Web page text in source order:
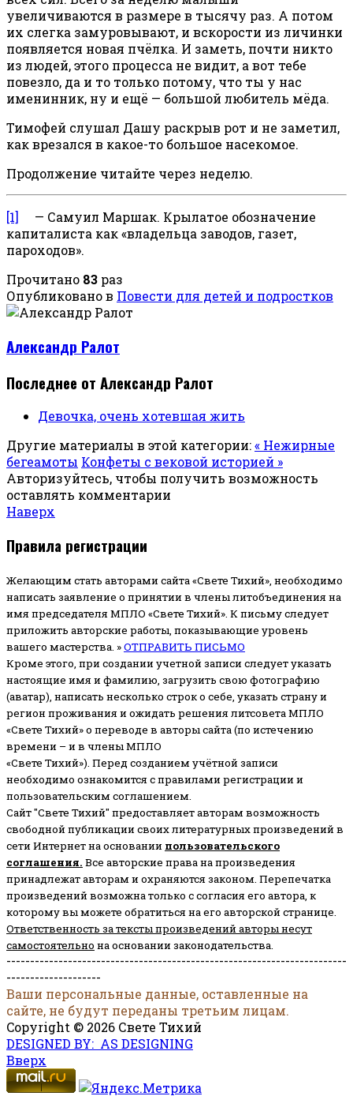
увеличиваются в размере в тысячу раз. А потом
их слегка замуровывают, и вскорости из личинки
появляется новая пчёлка. И заметь, почти никто
из людей, этого процесса не видит, а вот тебе
повезло, да и то только потому, что ты у нас
именинник, ну и ещё — большой любитель мёда.
Тимофей слушал Дашу раскрыв рот и не заметил,
как врезался в какое-то большое насекомое.
Продолжение читайте через неделю.
[1]
— Самуил Маршак. Крылатое обозначение
капиталиста как «владельца заводов, газет,
пароходов».
Прочитано 83 раз
Опубликовано в Повести для детей и подростков
Александр Ралот
Последнее от Александр Ралот
Девочка, очень хотевшая жить
Другие материалы в этой категории:« Нежирные
бегеамоты Конфеты с вековой историей »
Авторизуйтесь, чтобы получить возможность
оставлять комментарии
Наверх
Правила регистрации
Желающим стать авторами сайта «Свете Тихий», необходимо
написать заявление о принятии в члены литобъединения на
имя председателя МПЛО «Свете Тихий». К письму следует
приложить авторские работы, показывающие уровень
вашего мастерства. »ОТПРАВИТЬ ПИСЬМО
Кроме этого, при создании учетной записи следует указать
настоящие имя и фамилию, загрузить свою фотографию
(аватар), написать несколько строк о себе, указать страну и
регион проживания и ожидать решения литсовета МПЛО
«Свете Тихий» о переводе в авторы сайта (по истечению
времени – и в члены МПЛО
«Свете Тихий»). Перед созданием учётной записи
необходимо ознакомится с правилами регистрации и
пользовательским соглашением.
Сайт "Свете Тихий" предоставляет авторам возможность
свободной публикации своих литературных произведений в
сети Интернет на основании пользовательского
соглашения. Все авторские права на произведения
принадлежат авторам и охраняются законом. Перепечатка
произведений возможна только с согласия его автора, к
которому вы можете обратиться на его авторской странице.
Ответственность за тексты произведений авторы несут
самостоятельно на основании законодательства.
------------------------------------------------------------------------
--------------------
Ваши персональные данные, оставленные на
сайте, не будут переданы третьим лицам.
Copyright © 2026 Свете Тихий
DESIGNED BY: AS DESIGNING
Вверх